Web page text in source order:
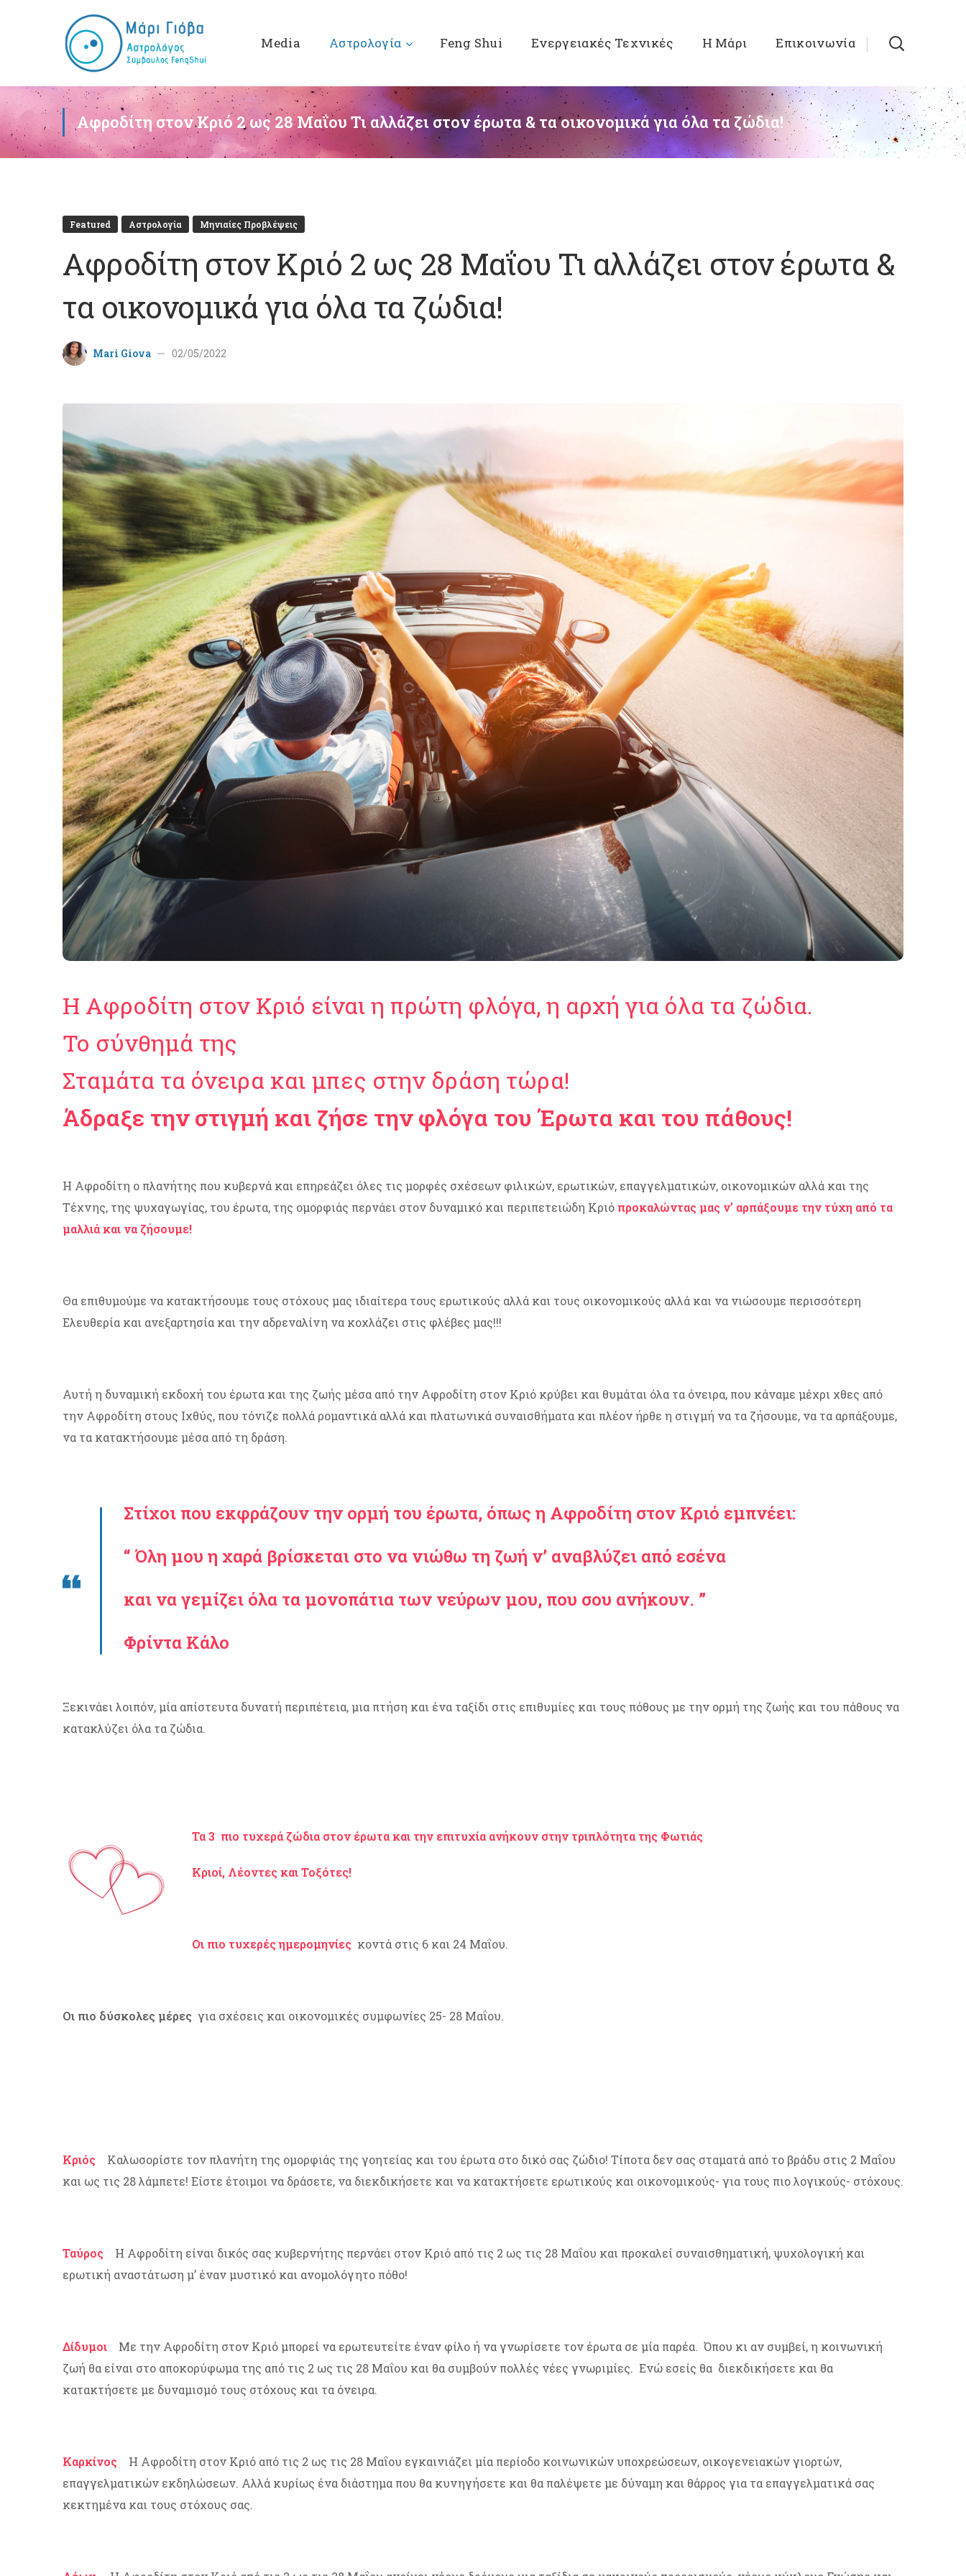
Media Αστρολογία Feng Shui Ενεργειακές Τεχνικές Η Μάρι Επικοινωνία
Αφροδίτη στον Κριό 2 ως 28 Μαΐου Τι αλλάζει στον έρωτα & τα οικονομικά για όλα τα ζώδια!
Featured Αστρολογία Μηνιαίες Προβλέψεις
Αφροδίτη στον Κριό 2 ως 28 Μαΐου Τι αλλάζει στον έρωτα &
τα οικονομικά για όλα τα ζώδια!
Mari Giova 02/05/2022
Η Αφροδίτη στον Κριό είναι η πρώτη φλόγα, η αρχή για όλα τα ζώδια.
Το σύνθημά της
Σταμάτα τα όνειρα και μπες στην δράση τώρα!
Άδραξε την στιγμή και ζήσε την φλόγα του Έρωτα και του πάθους!
Η Αφροδίτη ο πλανήτης που κυβερνά και επηρεάζει όλες τις μορφές σχέσεων φιλικών, ερωτικών, επαγγελματικών, οικονομικών αλλά και της
Τέχνης, της ψυχαγωγίας, του έρωτα, της ομορφιάς περνάει στον δυναμικό και περιπετειώδη Κριό προκαλώντας μας ν’ αρπάξουμε την τύχη από τα
μαλλιά και να ζήσουμε!
Θα επιθυμούμε να κατακτήσουμε τους στόχους μας ιδιαίτερα τους ερωτικούς αλλά και τους οικονομικούς αλλά και να νιώσουμε περισσότερη
Ελευθερία και ανεξαρτησία και την αδρεναλίνη να κοχλάζει στις φλέβες μας!!!
Αυτή η δυναμική εκδοχή του έρωτα και της ζωής μέσα από την Αφροδίτη στον Κριό κρύβει και θυμάται όλα τα όνειρα, που κάναμε μέχρι χθες από
την Αφροδίτη στους Ιχθύς, που τόνιζε πολλά ρομαντικά αλλά και πλατωνικά συναισθήματα και πλέον ήρθε η στιγμή να τα ζήσουμε, να τα αρπάξουμε,
να τα κατακτήσουμε μέσα από τη δράση.
Στίχοι που εκφράζουν την ορμή του έρωτα, όπως η Αφροδίτη στον Κριό εμπνέει:
“ Όλη μου η χαρά βρίσκεται στο να νιώθω τη ζωή ν’ αναβλύζει από εσένα
και να γεμίζει όλα τα μονοπάτια των νεύρων μου, που σου ανήκουν. ”
Φρίντα Κάλο
Ξεκινάει λοιπόν, μία απίστευτα δυνατή περιπέτεια, μια πτήση και ένα ταξίδι στις επιθυμίες και τους πόθους με την ορμή της ζωής και του πάθους να
κατακλύζει όλα τα ζώδια.
Τα 3 πιο τυχερά ζώδια στον έρωτα και την επιτυχία ανήκουν στην τριπλότητα της Φωτιάς
Κριοί, Λέοντες και Τοξότες!
Οι πιο τυχερές ημερομηνίες κοντά στις 6 και 24 Μαΐου.
Οι πιο δύσκολες μέρες για σχέσεις και οικονομικές συμφωνίες 25- 28 Μαΐου.
Κριός Καλωσορίστε τον πλανήτη της ομορφιάς της γοητείας και του έρωτα στο δικό σας ζώδιο! Τίποτα δεν σας σταματά από το βράδυ στις 2 Μαΐου
και ως τις 28 λάμπετε! Είστε έτοιμοι να δράσετε, να διεκδικήσετε και να κατακτήσετε ερωτικούς και οικονομικούς- για τους πιο λογικούς- στόχους.
Ταύρος Η Αφροδίτη είναι δικός σας κυβερνήτης περνάει στον Κριό από τις 2 ως τις 28 Μαΐου και προκαλεί συναισθηματική, ψυχολογική και
ερωτική αναστάτωση μ’ έναν μυστικό και ανομολόγητο πόθο!
Δίδυμοι Με την Αφροδίτη στον Κριό μπορεί να ερωτευτείτε έναν φίλο ή να γνωρίσετε τον έρωτα σε μία παρέα. Όπου κι αν συμβεί, η κοινωνική
ζωή θα είναι στο αποκορύφωμα της από τις 2 ως τις 28 Μαΐου και θα συμβούν πολλές νέες γνωριμίες. Ενώ εσείς θα διεκδικήσετε και θα
κατακτήσετε με δυναμισμό τους στόχους και τα όνειρα.
Καρκίνος
Η Αφροδίτη στον Κριό από τις 2 ως τις 28 Μαΐου εγκαινιάζει μία περίοδο κοινωνικών υποχρεώσεων, οικογενειακών γιορτών,
επαγγελματικών εκδηλώσεων. Αλλά κυρίως ένα διάστημα που θα κυνηγήσετε και θα παλέψετε με δύναμη και θάρρος για τα επαγγελματικά σας
κεκτημένα και τους στόχους σας.